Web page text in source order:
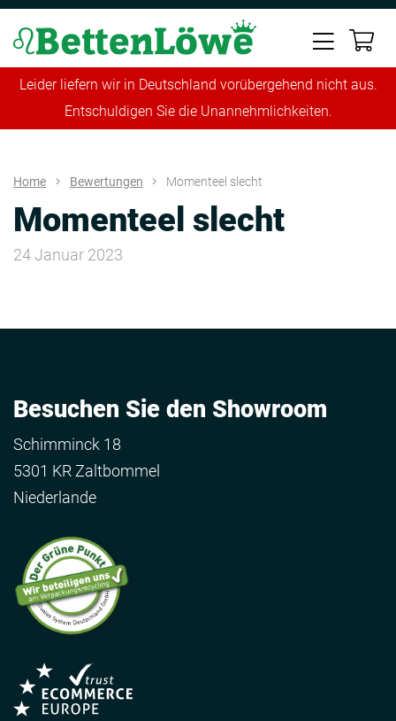
Leider liefern wir in Deutschland vorübergehend nicht aus.
Entschuldigen Sie die Unannehmlichkeiten.
Home Bewertungen Momenteel slecht
Momenteel slecht
24 Januar 2023
Besuchen Sie den Showroom
Schimminck 18
5301 KR Zaltbommel
Niederlande